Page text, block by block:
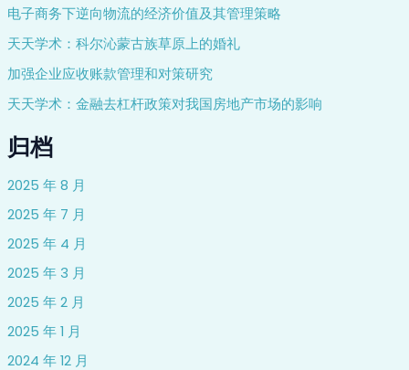
电子商务下逆向物流的经济价值及其管理策略
天天学术：科尔沁蒙古族草原上的婚礼
加强企业应收账款管理和对策研究
天天学术：金融去杠杆政策对我国房地产市场的影响
归档
2025 年 8 月
2025 年 7 月
2025 年 4 月
2025 年 3 月
2025 年 2 月
2025 年 1 月
2024 年 12 月